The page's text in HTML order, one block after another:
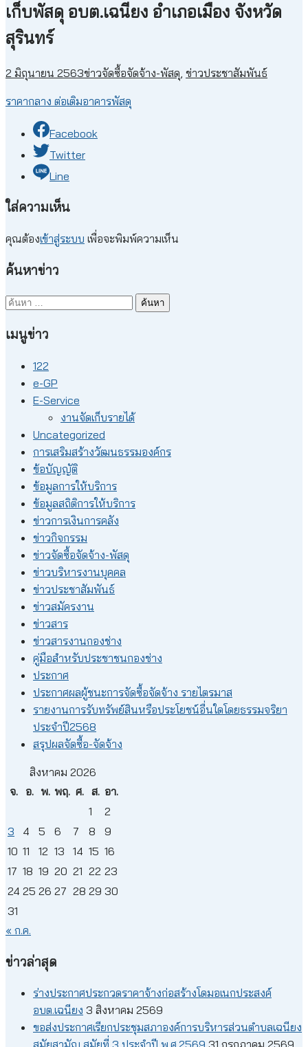
เก็บพัสดุ อบต.เฉนียง อำเภอเมือง จังหวัด
สุรินทร์
2 มิถุนายน 2563ข่าวจัดซื้อจัดจ้าง-พัสดุ ข่าวประชาสัมพันธ์
ราคากลาง ต่อเติมอาคารพัสดุ
Facebook
Twitter
Line
ใส่ความเห็น
คุณต้องเข้าสู่ระบบ เพื่อจะพิมพ์ความเห็น
ค้นหาข่าว
ค้นหา
เมนูข่าว
122
e-GP
E-Service
งานจัดเก็บรายได้
Uncategorized
การเสริมสร้างวัฒนธรรมองค์กร
ข้อบัญญัติ
ข้อมูลการให้บริการ
ข้อมูลสถิติการให้บริการ
ข่าวการเงินการคลัง
ข่าวกิจกรรม
ข่าวจัดซื้อจัดจ้าง-พัสดุ
ข่าวบริหารงานบุคคล
ข่าวประชาสัมพันธ์
ข่าวสมัครงาน
ข่าวสาร
ข่าวสารงานกองช่าง
คู่มือสำหรับประชาชนกองช่าง
ประกาศ
ประกาศผลผู้ชนะการจัดซื้อจัดจ้าง รายไตรมาส
รายงานการรับทรัพย์สินหรือประโยชน์อื่นใดโดยธรรมจริยา
ประจำปี2568
สรุปผลจัดซื้อ-จัดจ้าง
สิงหาคม 2026
จ. อ. พ. พฤ. ศ. ส. อา.
1
2
3
4 5 6 7 8
9
10 11 12 13 14 15 16
17 18 19 20 21 22 23
24 25 26 27 28 29 30
31
« ก.ค.
ข่าวล่าสุด
ร่างประกาศประกวดราคาจ้างก่อสร้างโดมอเนกประสงค์
อบต.เฉนียง 3 สิงหาคม 2569
ขอส่งประกาศเรียกประชุมสภาองค์การบริหารส่วนตำบลเฉนียง